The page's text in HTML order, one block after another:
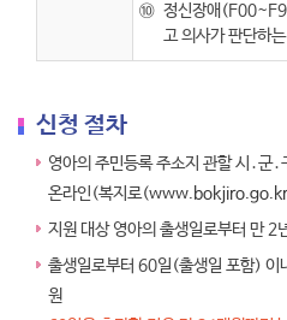
⑩ 정신장애
고 의사가 판단하
신청 절차
영아의 주민등록 주소지 관할 시․군
온라인(복지로(www.bokjiro.go.kr
지원 대상 영아의 출생일로부터 만 2
출생일로부터 60일(출생일 포함) 이
원